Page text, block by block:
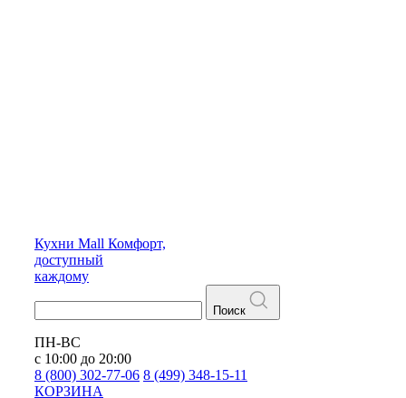
Кухни Mall Комфорт,
доступный
каждому
Поиск
ПН-ВС
с 10:00 до 20:00
8 (800) 302-77-06 8 (499) 348-15-11
КОРЗИНА